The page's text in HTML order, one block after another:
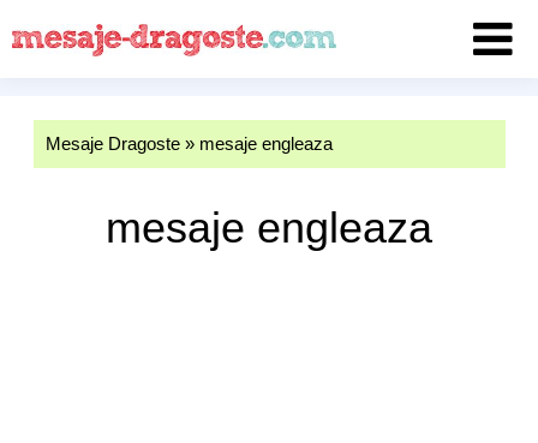
Mesaje Dragoste» mesaje engleaza
mesaje engleaza